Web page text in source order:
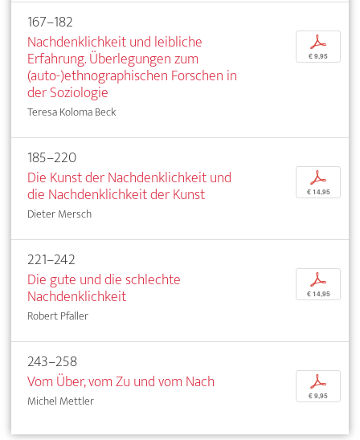
167–182
Nachdenklichkeit und leibliche
Erfahrung. Überlegungen zum
(auto-)ethnographischen Forschen in
der Soziologie
Teresa Koloma Beck
p
€ 9,95
185–220
Die Kunst der Nachdenklichkeit und
die Nachdenklichkeit der Kunst
Dieter Mersch
p
€ 14,95
221–242
Die gute und die schlechte
Nachdenklichkeit
Robert Pfaller
p
€ 14,95
243–258
Vom Über, vom Zu und vom Nach
Michel Mettler
p
€ 9,95